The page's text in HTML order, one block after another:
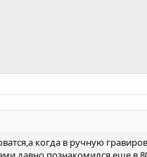
когда в ручную